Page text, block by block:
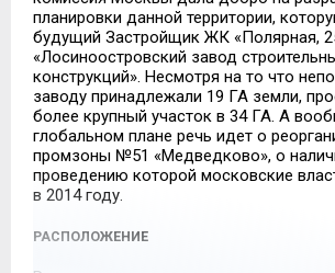
планировки данной территории,
будущий Застройщик ЖК «Полярная,
«Лосиноостровский завод
конструкций». Несмотря на то что
заводу принадлежали 19 ГА земли,
более крупный участок в 34 ГА. А
глобальном плане речь идет о
промзоны №51 «Медведково», о
проведению которой московские
в 2014 году.
РАСПОЛОЖЕНИЕ